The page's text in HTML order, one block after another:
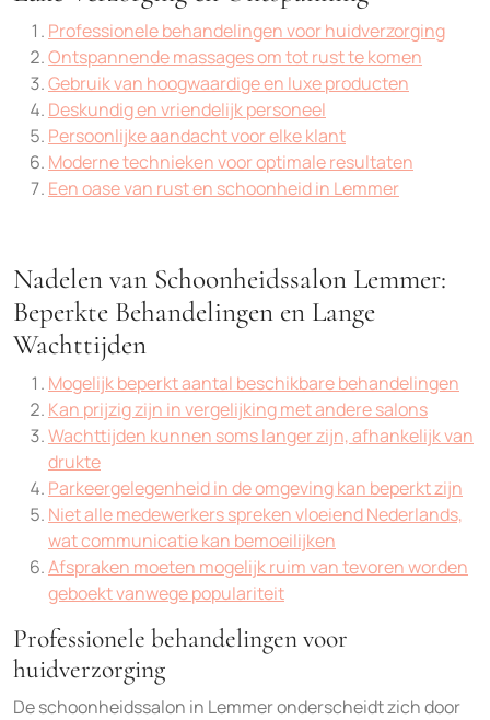
Professionele behandelingen voor huidverzorging
Ontspannende massages om tot rust te komen
Gebruik van hoogwaardige en luxe producten
Deskundig en vriendelijk personeel
Persoonlijke aandacht voor elke klant
Moderne technieken voor optimale resultaten
Een oase van rust en schoonheid in Lemmer
Nadelen van Schoonheidssalon Lemmer:
Beperkte Behandelingen en Lange
Wachttijden
Mogelijk beperkt aantal beschikbare behandelingen
Kan prijzig zijn in vergelijking met andere salons
Wachttijden kunnen soms langer zijn, afhankelijk van
drukte
Parkeergelegenheid in de omgeving kan beperkt zijn
Niet alle medewerkers spreken vloeiend Nederlands,
wat communicatie kan bemoeilijken
Afspraken moeten mogelijk ruim van tevoren worden
geboekt vanwege populariteit
Professionele behandelingen voor
huidverzorging
De schoonheidssalon in Lemmer onderscheidt zich door